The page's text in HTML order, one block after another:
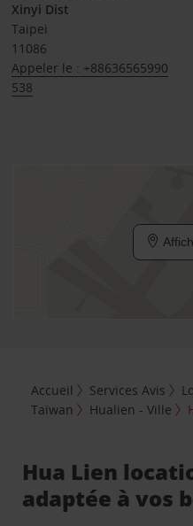
Xinyi Dist
Taipei
11086
Appeler le : +88636565990
538
Accueil Services Avis
Taïwan
Hualien - Ville
Hua Lien
adaptée à vos